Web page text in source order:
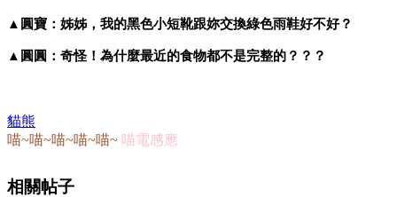
▲圓寶：姊姊，我的黑色小短靴跟妳交換綠色雨鞋好不好？
▲圓圓：奇怪！為什麼最近的食物都不是完整的？？？
貓熊
喵~喵~喵~喵~喵~ 喵電感應
相關帖子